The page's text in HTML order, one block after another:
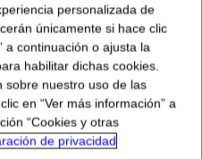
Agent?
mold-making rubber
personalizada de
únicamente si hace clic
a continuación o ajusta la
habilitar dichas cookies.
sobre nuestro uso de las
en “Ver más información” a
“Cookies y otras
de privacidad